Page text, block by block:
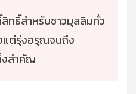
ทธิ์สำหรับชาวมุสลิมทั่ว
แต่รุ่งอรุณจนถึง
งสำคัญ